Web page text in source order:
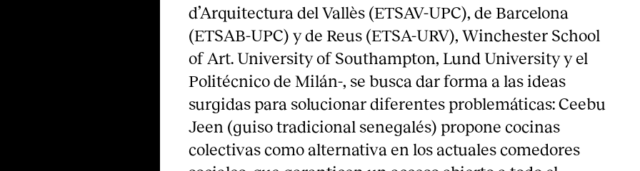
d’Arquitectura del Vallès (ETSAV-UPC), de Barcelona
(ETSAB-UPC) y de Reus (ETSA-URV), Winchester School
of Art. University of Southampton, Lund University y el
Politécnico de Milán-, se busca dar forma a las ideas
surgidas para solucionar diferentes problemáticas: Ceebu
Jeen (guiso tradicional senegalés) propone cocinas
colectivas como alternativa en los actuales comedores